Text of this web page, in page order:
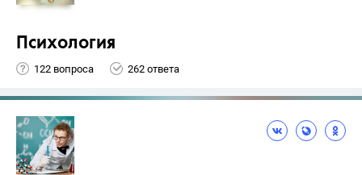
Психология
122 вопроса 262 ответа